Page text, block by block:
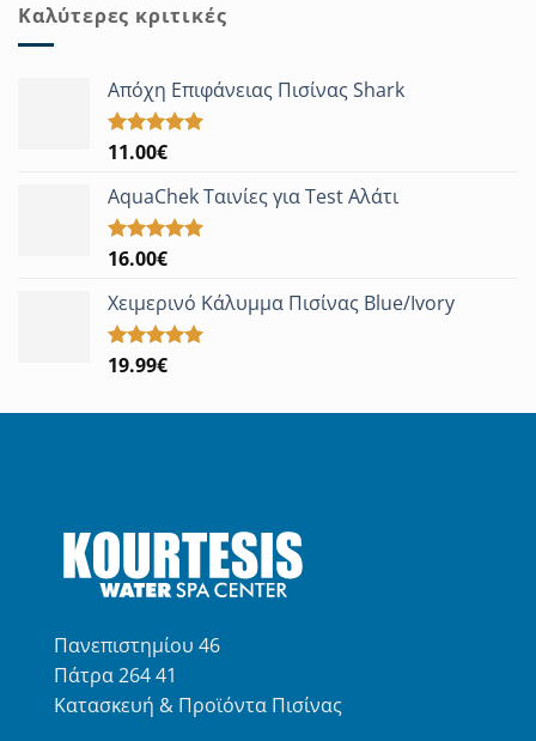
Καλύτερες κριτικές
Απόχη Επιφάνειας Πισίνας Shark
Βαθμολογήθηκε
από 5
11.00€
AquaChek Ταινίες για Test Αλάτι
Βαθμολογήθηκε
από 5
16.00€
Χειμερινό Κάλυμμα Πισίνας Blue/Ivory
Βαθμολογήθηκε
19.99€
Πανεπιστημίου 46
Πάτρα 264 41
Κατασκευή & Προϊόντα Πισίνας